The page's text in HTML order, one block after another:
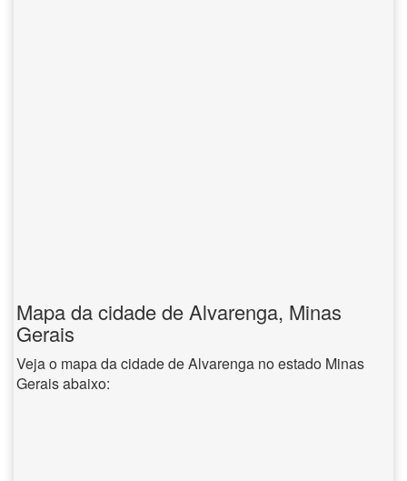
Mapa da cidade de Alvarenga, Minas
Gerais
Veja o mapa da cidade de Alvarenga no estado Minas
Gerais abaixo: